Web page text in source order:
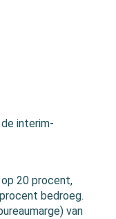
interim-
20 procent,
bedroeg.
van